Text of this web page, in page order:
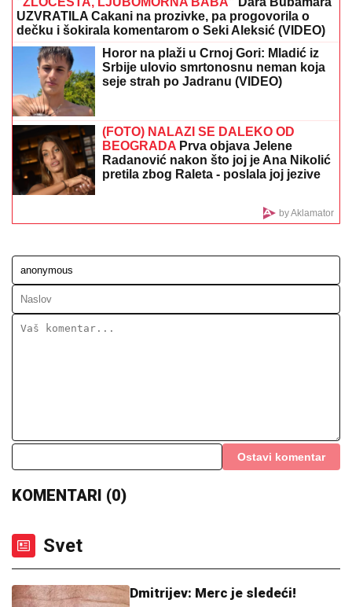
„Gradska čistoća“ i u nedelju nastavlja akciju
suzbijanja odraslih komaraca
Darko
Tanasijević očajan zbog loše situacije
EVAKUISANI", otkrio koje informacije
PREVARI!Žena Ognjena Amidžića
priznala: "To je lakše"